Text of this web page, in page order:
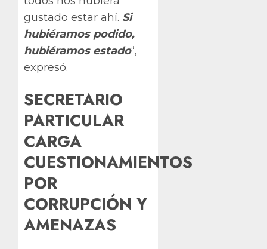
gustado estar ahí. Si
hubiéramos podido,
hubiéramos estado“,
expresó.
SECRETARIO
PARTICULAR
CARGA
CUESTIONAMIENTOS
POR
CORRUPCIÓN Y
AMENAZAS